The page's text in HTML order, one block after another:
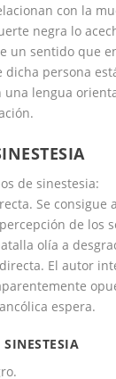
con la
negra lo
un sentido que
dicha persona
una lengua
de sinestesia:
Se consigue
de los
olía a
El autor
espera.
SINESTESIA